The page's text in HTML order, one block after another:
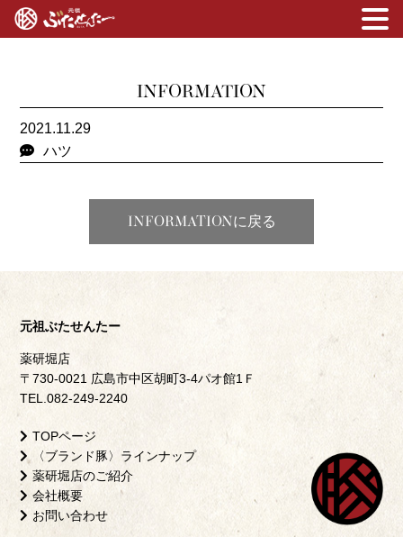
INFORMATION
2021.11.29
ハツ
INFORMATIONに戻る
元祖ぶたせんたー
薬研堀店
〒730-0021 広島市中区胡町3-4パオ館1Ｆ
TEL.082-249-2240
TOPページ
〈ブランド豚〉ラインナップ
薬研堀店のご紹介
会社概要
お問い合わせ